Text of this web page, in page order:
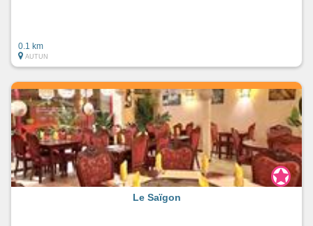
0.1 km
AUTUN
Le Saïgon